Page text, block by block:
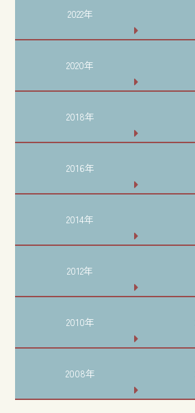
2022年
2020年
2018年
2016年
2014年
2012年
2010年
2008年